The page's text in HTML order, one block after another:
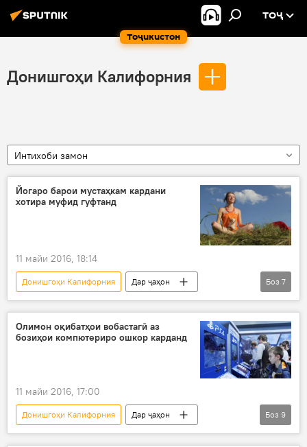
Тоҷикистон
ТОҶ
Донишгоҳи Калифорния
Интихоби замон
Йогаро барои мустаҳкам кардани
хотира муфид гуфтанд
11 майи 2016, 18:14
Донишгоҳи Калифорния
Дар ҷаҳон
Таҳлил
Ҳамаи хабарҳо
Калифорния
Хелен Лавретски
саломатӣ
хотира
йога
Боз 7
Олимон оқибатҳои вобастагӣ аз
бозиҳои компютериро ошкор карданд
11 майи 2016, 17:00
Донишгоҳи Калифорния
Дар ҷаҳон
Таҳлил
Ҳамаи хабарҳо
Боз 9